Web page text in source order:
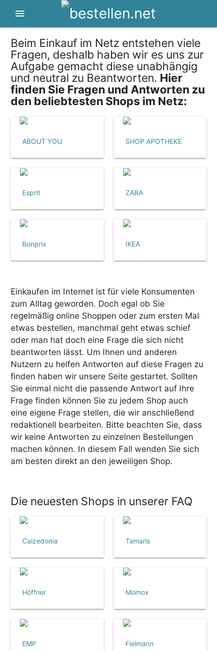
menu
Beim Einkauf im Netz entstehen viele
Fragen, deshalb haben wir es uns zur
Aufgabe gemacht diese unabhängig
und neutral zu Beantworten. Hier
finden Sie Fragen und Antworten zu
den beliebtesten Shops im Netz:
ABOUT YOU SHOP APOTHEKE
Esprit ZARA
Bonprix IKEA
Einkaufen im Internet ist für viele Konsumenten
zum Alltag geworden. Doch egal ob Sie
regelmäßig online Shoppen oder zum ersten Mal
etwas bestellen, manchmal geht etwas schief
oder man hat doch eine Frage die sich nicht
beantworten lässt. Um Ihnen und anderen
Nutzern zu helfen Antworten auf diese Fragen zu
finden haben wir unsere Seite gestartet. Sollten
Sie einmal nicht die passende Antwort auf Ihre
Frage finden können Sie zu jedem Shop auch
eine eigene Frage stellen, die wir anschließend
redaktionell bearbeiten. Bitte beachten Sie, dass
wir keine Antworten zu einzelnen Bestellungen
machen können. In diesem Fall wenden Sie sich
am besten direkt an den jeweiligen Shop.
Die neuesten Shops in unserer FAQ
Calzedonia Tamaris
Höffner Momox
EMP Fielmann